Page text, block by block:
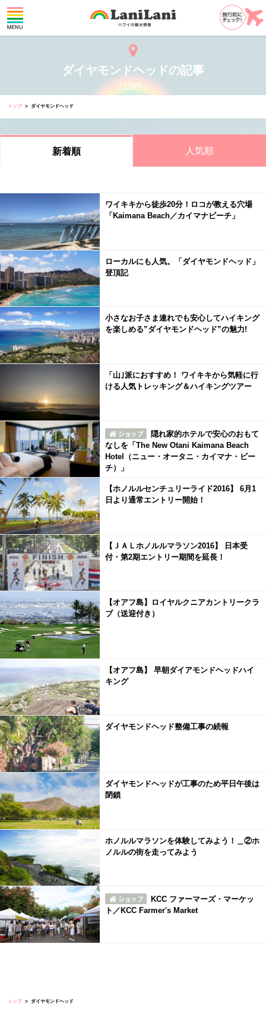
ダイヤモンドヘッドの記事
（13件）
トップ ダイヤモンドヘッド
新着順 人気順
ワイキキから徒歩20分！ロコが教える穴場
「Kaimana Beach／カイマナビーチ」
ローカルにも人気。「ダイヤモンドヘッド」
登頂記
小さなお子さま連れでも安心してハイキング
を楽しめる”ダイヤモンドヘッド”の魅力!
「山｣派におすすめ！ ワイキキから気軽に行
ける人気トレッキング＆ハイキングツアー
隠れ家的ホテルで安心のおもて
なしを「The New Otani Kaimana Beach
Hotel（ニュー・オータニ・カイマナ・ビー
チ）」
【ホノルルセンチュリーライド2016】 6月1
日より通常エントリー開始！
【ＪＡＬホノルルマラソン2016】 日本受
付・第2期エントリー期間を延長！
【オアフ島】ロイヤルクニアカントリークラ
ブ（送迎付き）
【オアフ島】 早朝ダイアモンドヘッドハイ
キング
ダイヤモンドヘッド整備工事の続報
ダイヤモンドヘッドが工事のため平日午後は
閉鎖
ホノルルマラソンを体験してみよう！＿②ホ
ノルルの街を走ってみよう
KCC ファーマーズ・マーケッ
ト／KCC Farmer's Market
トップ ダイヤモンドヘッド